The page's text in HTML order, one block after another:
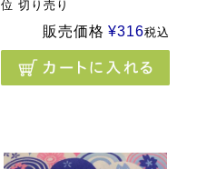
位 切り売り
販売価格 ¥316税込